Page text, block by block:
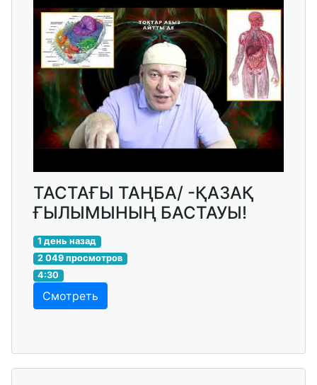
ТАСТАҒЫ ТАҢБА/ -ҚАЗАҚ
ҒЫЛЫМЫНЫҢ БАСТАУЫ!
1 день назад
2 049 просмотров
4:30
Смотреть